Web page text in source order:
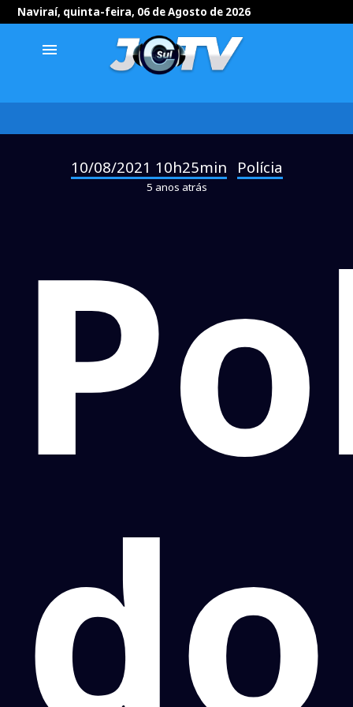
Naviraí, quinta-feira, 06 de Agosto de 2026
menu
10/08/2021 10h25min Polícia
5 anos atrás
do